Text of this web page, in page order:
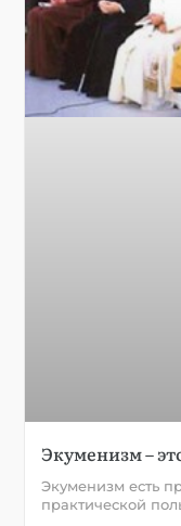
Экуменизм –
Экуменизм есть
практической